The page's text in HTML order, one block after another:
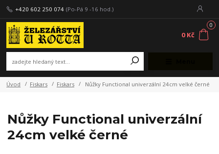
+420 602 250 074 (Po-Pá 9 -16 hod.)
0
0 Kč
Úvod Fiskars Fiskars Nůžky Functional univerzální 24cm velké černé
Nůžky Functional univerzální
24cm velké černé